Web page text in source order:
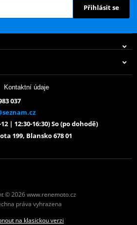
Přihlásit se
Kontaktní údaje
037
12 | 12:30-16:30) So (po dohodě)
199, Blansko 678 01
© 2026 www.renemoto.cz
práva vyhrazena
na klasickou verzi